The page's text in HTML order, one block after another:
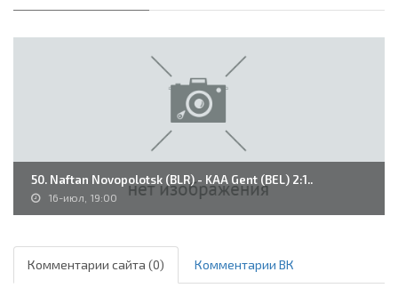
50. Naftan Novopolotsk (BLR) - KAA Gent (BEL) 2:1..
16-июл, 19:00
Комментарии сайта (0) Комментарии ВК